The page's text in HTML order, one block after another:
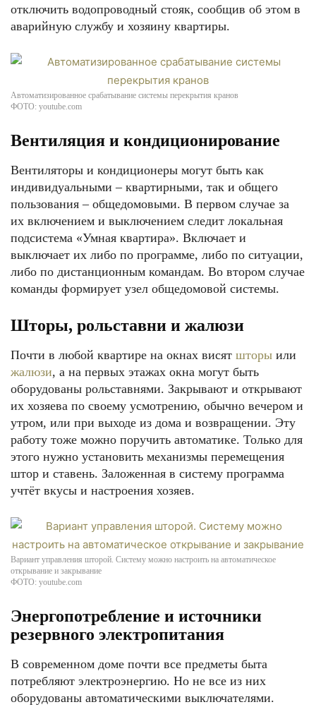
отключить водопроводный стояк, сообщив об этом в
аварийную службу и хозяину квартиры.
Автоматизированное срабатывание системы перекрытия кранов
ФОТО: youtube.com
Вентиляция и кондиционирование
Вентиляторы и кондиционеры могут быть как
индивидуальными – квартирными, так и общего
пользования – общедомовыми. В первом случае за
их включением и выключением следит локальная
подсистема «Умная квартира». Включает и
выключает их либо по программе, либо по ситуации,
либо по дистанционным командам. Во втором случае
команды формирует узел общедомовой системы.
Шторы, рольставни и жалюзи
Почти в любой квартире на окнах висят шторы или
жалюзи, а на первых этажах окна могут быть
оборудованы рольставнями. Закрывают и открывают
их хозяева по своему усмотрению, обычно вечером и
утром, или при выходе из дома и возвращении. Эту
работу тоже можно поручить автоматике. Только для
этого нужно установить механизмы перемещения
штор и ставень. Заложенная в систему программа
учтёт вкусы и настроения хозяев.
Вариант управления шторой. Систему можно настроить на автоматическое
открывание и закрывание
ФОТО: youtube.com
Энергопотребление и источники
резервного электропитания
В современном доме почти все предметы быта
потребляют электроэнергию. Но не все из них
оборудованы автоматическими выключателями.